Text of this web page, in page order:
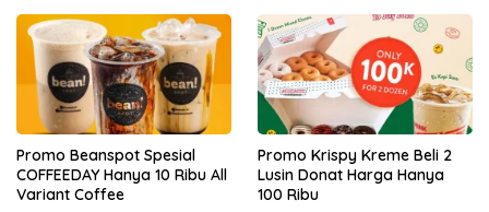
Promo Beanspot Spesial
COFFEEDAY Hanya 10 Ribu All
Variant Coffee
Promo Krispy Kreme Beli 2
Lusin Donat Harga Hanya
100 Ribu